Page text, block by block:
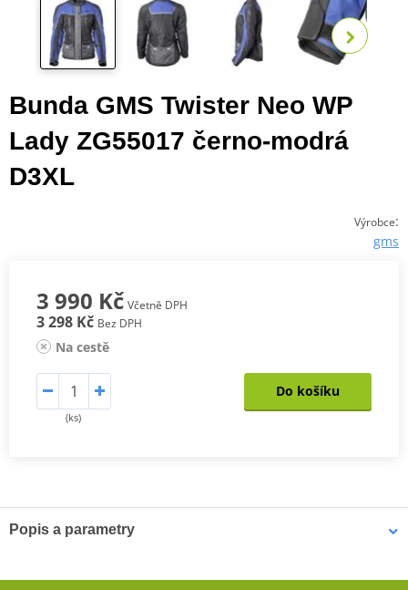
Bunda GMS Twister Neo WP
Lady ZG55017 černo-modrá
D3XL
Výrobce:
gms
3 990 Kč Včetně DPH
3 298 Kč Bez DPH
Na cestě
(ks)
Do košíku
Popis a parametry